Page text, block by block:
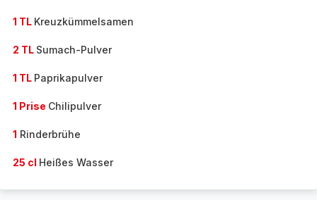
1 TL Kreuzkümmelsamen
2 TL Sumach-Pulver
1 TL Paprikapulver
1 Prise Chilipulver
1 Rinderbrühe
25 cl Heißes Wasser